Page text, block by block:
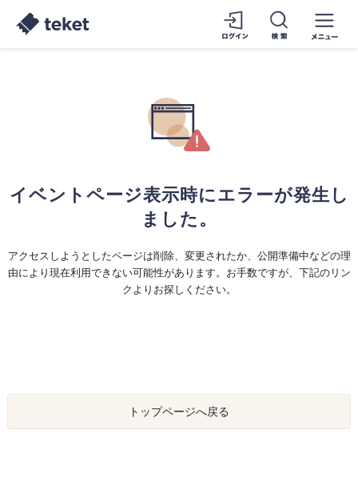
イベントページ表示時にエラーが発生し
ました。
アクセスしようとしたページは削除、変更されたか、公開準備中などの理
由により現在利用できない可能性があります。お手数ですが、下記のリン
クよりお探しください。
トップページへ戻る